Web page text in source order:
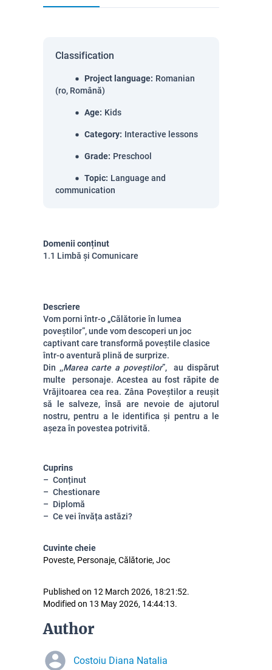
Classification
Project language: Romanian
(ro, Română)
Age: Kids
Category: Interactive lessons
Grade: Preschool
Topic: Language and
communication
Domenii conținut
1.1 Limbă și Comunicare
Descriere
Vom porni într-o „Călătorie în lumea
poveștilor”, unde vom descoperi un joc
captivant care transformă poveștile clasice
într-o aventură plină de surprize.
Din ,,Marea carte a poveștilor”, au dispărut
multe personaje. Acestea au fost răpite de
Vrăjitoarea cea rea. Zâna Poveștilor a reușit
să le salveze, însă are nevoie de ajutorul
nostru, pentru a le identifica și pentru a le
așeza în povestea potrivită.
Cuprins
Conținut
Chestionare
Diplomă
Ce vei învăța astăzi?
Cuvinte cheie
Poveste, Personaje, Călătorie, Joc
Published on 12 March 2026, 18:21:52.
Modified on 13 May 2026, 14:44:13.
Author
Costoiu Diana Natalia